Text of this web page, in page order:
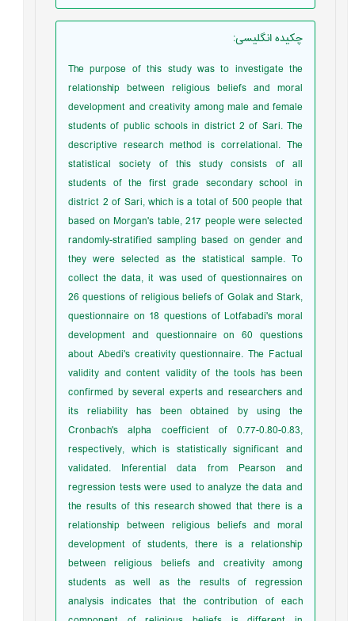
چکیده انگلیسی:
The purpose of this study was to investigate the
relationship between religious beliefs and moral
development and creativity among male and female
students of public schools in district 2 of Sari. The
descriptive research method is correlational. The
statistical society of this study consists of all
students of the first grade secondary school in
district 2 of Sari, which is a total of 500 people that
based on Morgan's table, 217 people were selected
randomly-stratified sampling based on gender and
they were selected as the statistical sample. To
collect the data, it was used of questionnaires on
26 questions of religious beliefs of Golak and Stark,
questionnaire on 18 questions of Lotfabadi's moral
development and questionnaire on 60 questions
about Abedi's creativity questionnaire. The Factual
validity and content validity of the tools has been
confirmed by several experts and researchers and
its reliability has been obtained by using the
Cronbach's alpha coefficient of 0.77-0.80-0.83,
respectively, which is statistically significant and
validated. Inferential data from Pearson and
regression tests were used to analyze the data and
the results of this research showed that there is a
relationship between religious beliefs and moral
development of students, there is a relationship
between religious beliefs and creativity among
students as well as the results of regression
analysis indicates that the contribution of each